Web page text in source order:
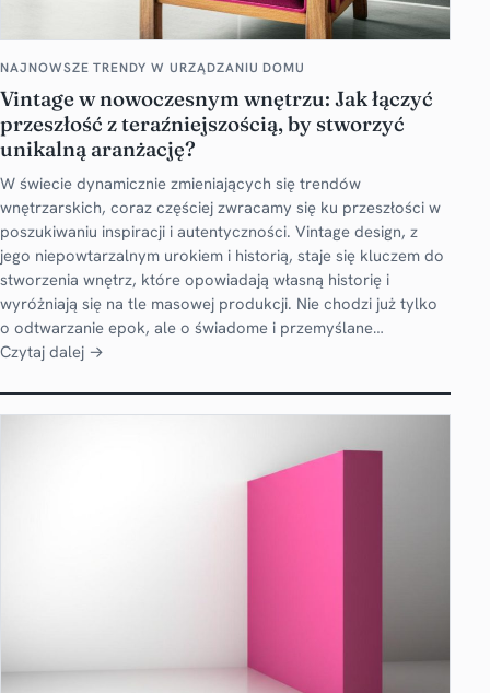
NAJNOWSZE TRENDY W URZĄDZANIU DOMU
Vintage w nowoczesnym wnętrzu: Jak łączyć
przeszłość z teraźniejszością, by stworzyć
unikalną aranżację?
W świecie dynamicznie zmieniających się trendów
wnętrzarskich, coraz częściej zwracamy się ku przeszłości w
poszukiwaniu inspiracji i autentyczności. Vintage design, z
jego niepowtarzalnym urokiem i historią, staje się kluczem do
stworzenia wnętrz, które opowiadają własną historię i
wyróżniają się na tle masowej produkcji. Nie chodzi już tylko
o odtwarzanie epok, ale o świadome i przemyślane…
Czytaj dalej →